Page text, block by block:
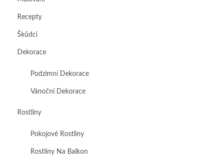
Recepty
Škůdci
Dekorace
Podzimní Dekorace
Vánoční Dekorace
Rostliny
Pokojové Rostliny
Rostliny Na Balkon